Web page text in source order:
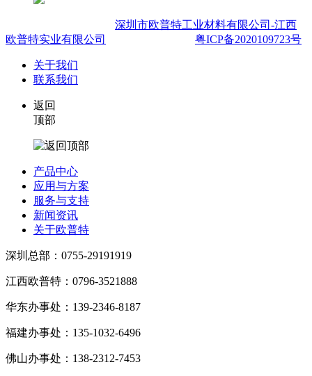
深圳市欧普特工业材料有限公司-江西
欧普特实业有限公司
粤ICP备2020109723号
关于我们
联系我们
返回
顶部
产品中心
应用与方案
服务与支持
新闻资讯
关于欧普特
深圳总部：0755-29191919
江西欧普特：0796-3521888
华东办事处：139-2346-8187
福建办事处：135-1032-6496
佛山办事处：138-2312-7453